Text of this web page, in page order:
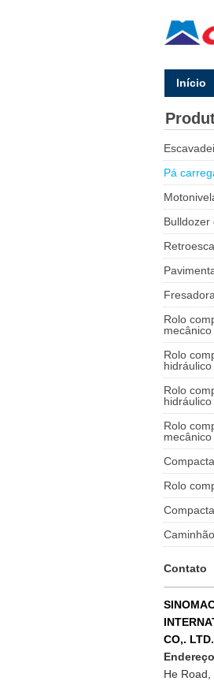
lnício
Pá
Bulldozer
Rolo
Rolo
Rolo
Rolo
Rolo
Contato
CO,. LTD.
He Road,